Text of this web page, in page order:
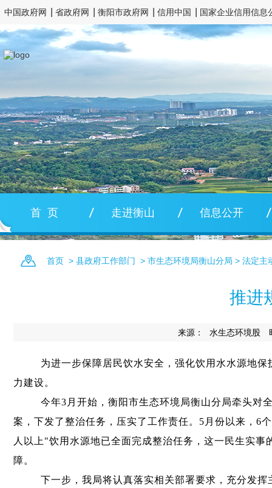
中国政府网 省政府网 衡阳市政府网 信用中国 国家企业信用信息
首 页 走进衡山 信息公开
首页 > 县政府工作部门 > 市生态环境局衡山分局 > 法定主
推进
来源： 水生态环境股
为进一步保障居民饮水安全 ， 强化饮用水水源地保
力建设。
今年3 月 开始 ， 衡阳市生态环境局衡山分局牵头对
案 ， 下发了整治任务 ， 压实了工作责任。 5月份以来 ， 6
人以上"饮用水源地已全面完成整治任务 ， 这一民生实事
障。
下一步 ， 我局将认真落实相关部署要求 ， 充分发挥